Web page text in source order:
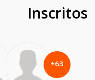
Inscritos
+63